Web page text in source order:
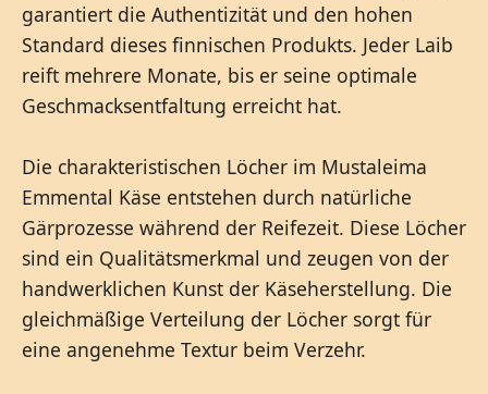
garantiert die Authentizität und den hohen
Standard dieses finnischen Produkts. Jeder Laib
reift mehrere Monate, bis er seine optimale
Geschmacksentfaltung erreicht hat.
Die charakteristischen Löcher im Mustaleima
Emmental Käse entstehen durch natürliche
Gärprozesse während der Reifezeit. Diese Löcher
sind ein Qualitätsmerkmal und zeugen von der
handwerklichen Kunst der Käseherstellung. Die
gleichmäßige Verteilung der Löcher sorgt für
eine angenehme Textur beim Verzehr.